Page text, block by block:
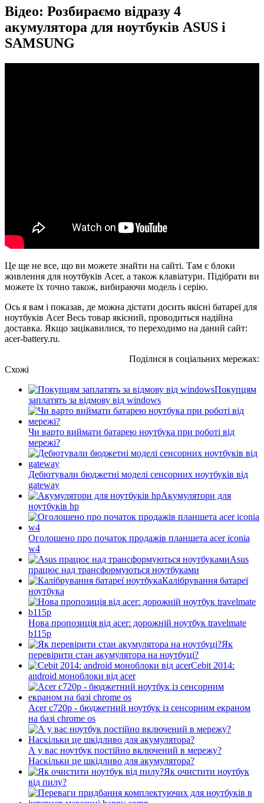
Відео: Розбираємо відразу 4
акумулятора для ноутбуків ASUS і
SAMSUNG
Це ще не все, що ви можете знайти на сайті. Там є блоки
живлення для ноутбуків Acer, а також клавіатури. Підібрати ви
можете їх точно також, вибираючи модель і серію.
Ось я вам і показав, де можна дістати досить якісні батареї для
ноутбуків Acer Весь товар якісний, проводиться надійна
доставка. Якщо зацікавилися, то переходимо на даний сайт:
acer-battery.ru.
Поділися в соціальних мережах:
Схожі
Покупцям
заплатять за відмову від windows
Чи варто виймати батарею ноутбука при роботі від
мережі?
Дебютували бюджетні моделі сенсорних ноутбуків від
gateway
Акумулятори для
ноутбуків hp
Оголошено про початок продажів планшета acer iconia
w4
Asus
працює над трансформуються ноутбуками
Калібрування батареї
ноутбука
Нова пропозиція від acer: дорожній ноутбук travelmate
b115p
Як
перевірити стан акумулятора на ноутбуці?
Cebit 2014:
android моноблоки від acer
Acer c720p - бюджетний ноутбук із сенсорним екраном
на базі chrome os
А у вас ноутбук постійно включений в мережу?
Наскільки це шкідливо для акумулятора?
Як очистити ноутбук
від пилу?